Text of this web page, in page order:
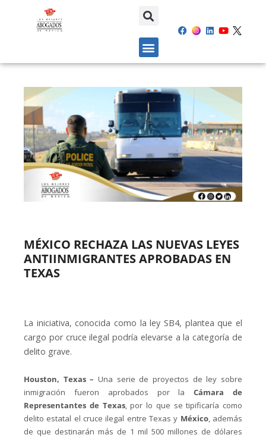
MÉXICO RECHAZA LAS NUEVAS LEYES
ANTIINMIGRANTES APROBADAS EN
TEXAS
La iniciativa, conocida como la ley SB4, plantea que el
cargo por cruce ilegal podría elevarse a la categoría de
delito grave.
Houston, Texas – Una serie de proyectos de ley sobre
inmigración fueron aprobados por laCámara de
Representantes de Texas, por lo que se tipificaría como
delito estatal el cruce ilegal entre Texas y México, además
de que destinarán más de 1 mil 500 millones de dólares